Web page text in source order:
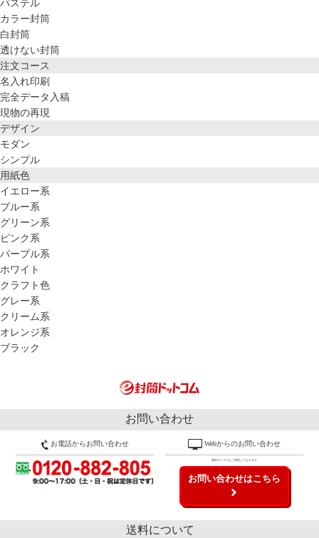
パステル
カラー封筒
白封筒
透けない封筒
注文コース
名入れ印刷
完全データ入稿
現物の再現
デザイン
モダン
シンプル
用紙色
イエロー系
ブルー系
グリーン系
ピンク系
パープル系
ホワイト
クラフト色
グレー系
クリーム系
オレンジ系
ブラック
お問い合わせ
お電話からお問い合わせ Webからのお問い合わせ
無料サンプルもご用意しております
お問い合わせはこちら
送料について